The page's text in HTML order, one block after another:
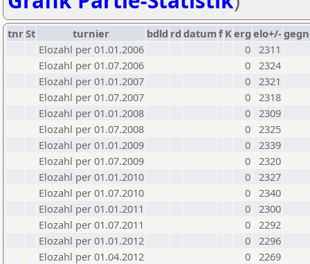
tnrSt turnier bdld rd datumf Kerg elo+/-
Elozahl per 01.01.2006
0 2311
Elozahl per 01.07.2006
0 2324
Elozahl per 01.01.2007
0 2321
Elozahl per 01.07.2007
0 2318
Elozahl per 01.01.2008
0 2309
Elozahl per 01.07.2008
0 2325
Elozahl per 01.01.2009
0 2339
Elozahl per 01.07.2009
0 2320
Elozahl per 01.01.2010
0 2327
Elozahl per 01.07.2010
0 2340
Elozahl per 01.01.2011
0 2300
Elozahl per 01.07.2011
0 2292
Elozahl per 01.01.2012
0 2296
Elozahl per 01.04.2012
0 2269